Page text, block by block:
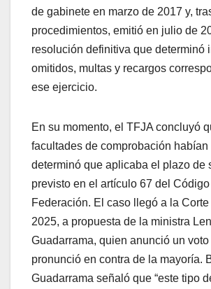
de gabinete en marzo de 2017 y,
procedimientos, emitió en julio de
resolución definitiva que determinó
omitidos, multas y recargos
ese ejercicio.
En su momento, el TFJA concluyó
facultades de comprobación
determinó que aplicaba el plazo de
previsto en el artículo 67 del
Federación. El caso llegó a la
2025, a propuesta de la ministra
Guadarrama, quien anunció un
pronunció en contra de la mayoría.
Guadarrama señaló que “este tipo